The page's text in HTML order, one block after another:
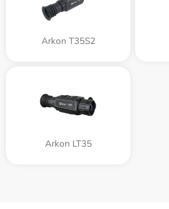
Arkon T35S2
Arkon LT35